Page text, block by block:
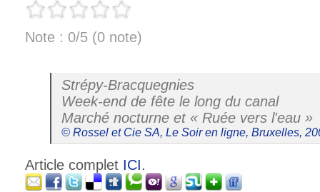
Note : 0/5 (0 note)
Strépy-Bracquegnies
Week-end de fête le long du canal
Marché nocturne et « Ruée vers l'eau »
© Rossel et Cie SA, Le Soir en ligne, Bruxelles,
Article complet ICI.